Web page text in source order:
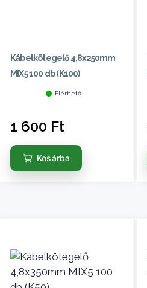
Kábelkötegelő 4,8x250mm
MIX5 100 db (K100)
Elérhető
1 600 Ft
Kosárba